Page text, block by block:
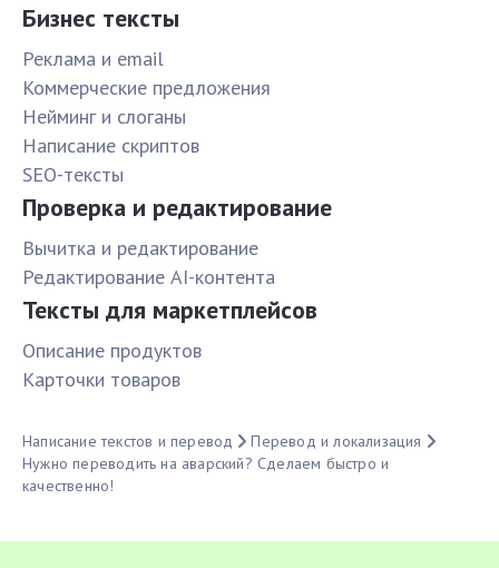
Бизнес тексты
Реклама и email
Коммерческие предложения
Нейминг и слоганы
Написание скриптов
SEO-тексты
Проверка и редактирование
Вычитка и редактирование
Редактирование AI-контента
Тексты для маркетплейсов
Описание продуктов
Карточки товаров
Написание текстов и перевод
Перевод и локализация
Нужно переводить на аварский? Сделаем быстро и
качественно!